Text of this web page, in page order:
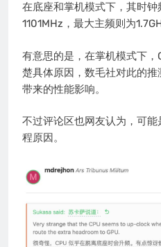
在底座和掌机模式下，其时
1101MHz，最大主频则为
有意思的是，在掌机模式下
楚具体原因，数毛社对此的
带来的性能影响。
不过评论区也网友认为，可
程原因。